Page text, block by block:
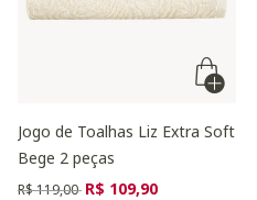
Jogo de Toalhas Liz Extra Soft
Bege 2 peças
Preço reduzido de
R$ 119,00 para
R$ 109,90